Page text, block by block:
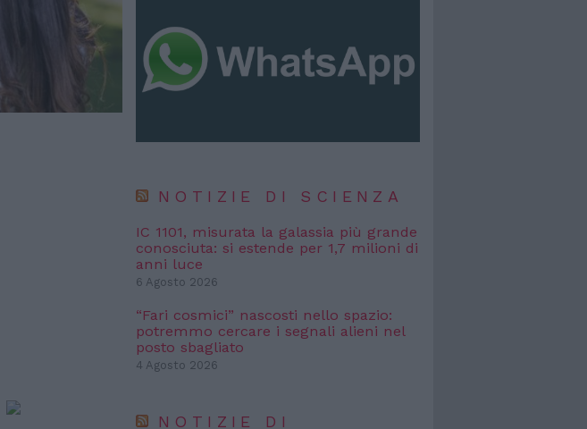
NOTIZIE DI SCIENZA
IC 1101, misurata la galassia più grande
conosciuta: si estende per 1,7 milioni di
anni luce
6 Agosto 2026
“Fari cosmici” nascosti nello spazio:
potremmo cercare i segnali alieni nel
posto sbagliato
4 Agosto 2026
NOTIZIE DI